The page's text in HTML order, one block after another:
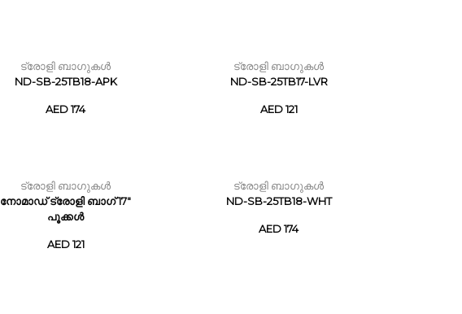
ട്രോളി ബാഗുകൾ
ND-SB-25TB18-APK
AED 174
ട്രോളി ബാഗുകൾ
ND-SB-25TB17-LVR
AED 121
ട്രോളി ബാഗുകൾ
നോമാഡ് ട്രോളി ബാഗ് 17"
പൂക്കൾ
AED 121
ട്രോളി ബാഗുകൾ
ND-SB-25TB18-WHT
AED 174